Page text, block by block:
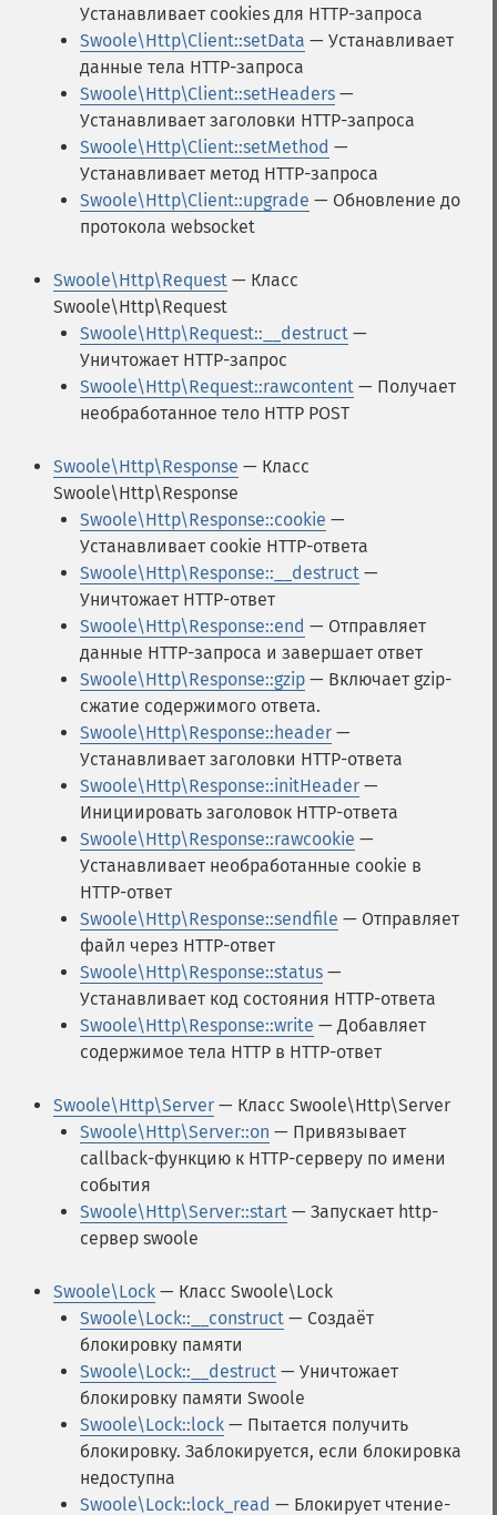
Устанавливает cookies для HTTP-запроса
Swoole\Http\Client::setData — Устанавливает
данные тела HTTP-запроса
Swoole\Http\Client::setHeaders —
Устанавливает заголовки HTTP-запроса
Swoole\Http\Client::setMethod —
Устанавливает метод HTTP-запроса
Swoole\Http\Client::upgrade — Обновление до
протокола websocket
Swoole\Http\Request — Класс
Swoole\Http\Request
Swoole\Http\Request::__destruct —
Уничтожает HTTP-запрос
Swoole\Http\Request::rawcontent — Получает
необработанное тело HTTP POST
Swoole\Http\Response — Класс
Swoole\Http\Response
Swoole\Http\Response::cookie —
Устанавливает cookie HTTP-ответа
Swoole\Http\Response::__destruct —
Уничтожает HTTP-ответ
Swoole\Http\Response::end — Отправляет
данные HTTP-запроса и завершает ответ
Swoole\Http\Response::gzip — Включает gzip-
сжатие содержимого ответа.
Swoole\Http\Response::header —
Устанавливает заголовки HTTP-ответа
Swoole\Http\Response::initHeader —
Инициировать заголовок HTTP-ответа
Swoole\Http\Response::rawcookie —
Устанавливает необработанные cookie в
HTTP-ответ
Swoole\Http\Response::sendfile — Отправляет
файл через HTTP-ответ
Swoole\Http\Response::status —
Устанавливает код состояния HTTP-ответа
Swoole\Http\Response::write — Добавляет
содержимое тела HTTP в HTTP-ответ
Swoole\Http\Server — Класс Swoole\Http\Server
Swoole\Http\Server::on — Привязывает
callback-функцию к HTTP-серверу по имени
события
Swoole\Http\Server::start — Запускает http-
сервер swoole
Swoole\Lock — Класс Swoole\Lock
Swoole\Lock::__construct — Создаёт
блокировку памяти
Swoole\Lock::__destruct — Уничтожает
блокировку памяти Swoole
Swoole\Lock::lock — Пытается получить
блокировку. Заблокируется, если блокировка
недоступна
Swoole\Lock::lock_read — Блокирует чтение-